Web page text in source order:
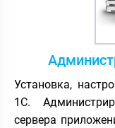
Установка,
1С.
сервера